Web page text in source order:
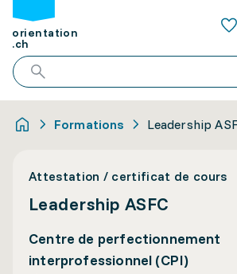
orientation
.ch
Formations Leadership
Attestation / certificat de cours
Leadership ASFC
Centre de perfectionnement
interprofessionnel (CPI)